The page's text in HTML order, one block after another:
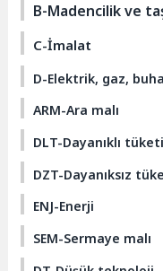
B-Madencilik ve taş
C-İmalat
D-Elektrik, gaz,
ARM-Ara malı
DLT-Dayanıklı
DZT-Dayanıksız
ENJ-Enerji
SEM-Sermaye malı